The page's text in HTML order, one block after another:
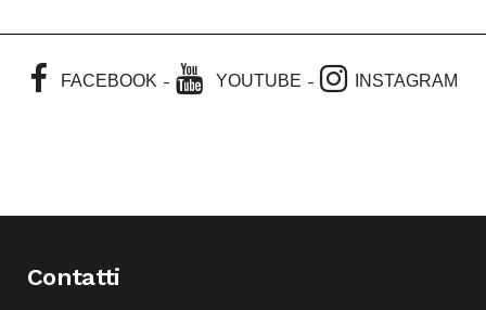
FACEBOOK- YOUTUBE - INSTAGRAM
Contatti